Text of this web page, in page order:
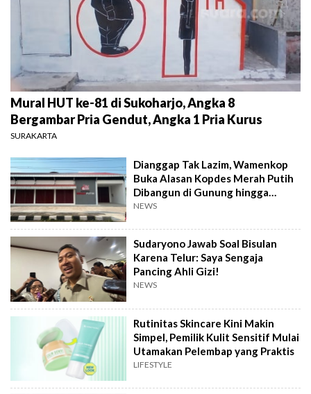
Mural HUT ke-81 di Sukoharjo, Angka 8
Bergambar Pria Gendut, Angka 1 Pria Kurus
SURAKARTA
Dianggap Tak Lazim, Wamenkop
Buka Alasan Kopdes Merah Putih
Dibangun di Gunung hingga
Dekat TPA
NEWS
Sudaryono Jawab Soal Bisulan
Karena Telur: Saya Sengaja
Pancing Ahli Gizi!
NEWS
Rutinitas Skincare Kini Makin
Simpel, Pemilik Kulit Sensitif Mulai
Utamakan Pelembap yang Praktis
LIFESTYLE